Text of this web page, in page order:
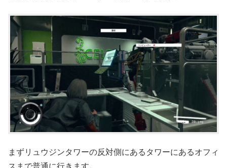
まずリュウジンタワーの反対側にあるタワーにあるオフィ
スまで普通に行きます。